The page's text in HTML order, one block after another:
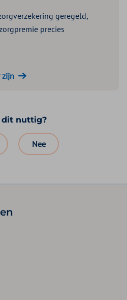
geregeld,
precies
zijn
dit nuttig?
Nee